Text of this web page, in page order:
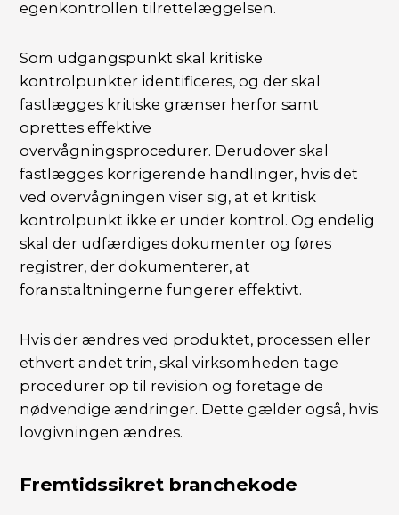
egenkontrollen tilrettelæggelsen.
Som udgangspunkt skal kritiske
kontrolpunkter identificeres, og der skal
fastlægges kritiske grænser herfor samt
oprettes effektive
overvågningsprocedurer. Derudover skal
fastlægges korrigerende handlinger, hvis det
ved overvågningen viser sig, at et kritisk
kontrolpunkt ikke er under kontrol. Og endelig
skal der udfærdiges dokumenter og føres
registrer, der dokumenterer, at
foranstaltningerne fungerer effektivt.
Hvis der ændres ved produktet, processen eller
ethvert andet trin, skal virksomheden tage
procedurer op til revision og foretage de
nødvendige ændringer. Dette gælder også, hvis
lovgivningen ændres.
Fremtidssikret branchekode